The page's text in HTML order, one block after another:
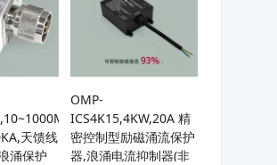
天馈线
涌保护
OMP-
ICS4K15,4KW,20A 精
密控制型励磁涌流保护
器,浪涌电流抑制器(非